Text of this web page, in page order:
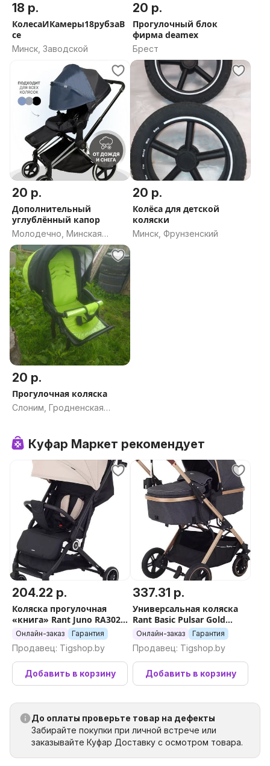
18 р.
КолесаИКамеры18рубзаВ
се
Минск, Заводской
20 р.
Прогулочный блок
фирма deamex
Брест
20 р.
Дополнительный
углублённый капор
Молодечно, Минская
область
20 р.
Колёса для детской
коляски
Минск, Фрунзенский
20 р.
Прогулочная коляска
Слоним, Гродненская
Куфар Маркет рекомендует
204.22 р.
Коляска прогулочная
«книга» Rant Juno RA302
(бежевый)
Онлайн-заказ Гарантия
Продавец: Tigshop.by
Добавить в корзину
337.31 р.
Универсальная коляска
Rant Basic Pulsar Gold
RA160 (2 в 1, grey)
Онлайн-заказ Гарантия
Продавец: Tigshop.by
Добавить в корзину
До оплаты проверьте товар на дефекты
Забирайте покупки при личной встрече или
заказывайте Куфар Доставку с осмотром товара.